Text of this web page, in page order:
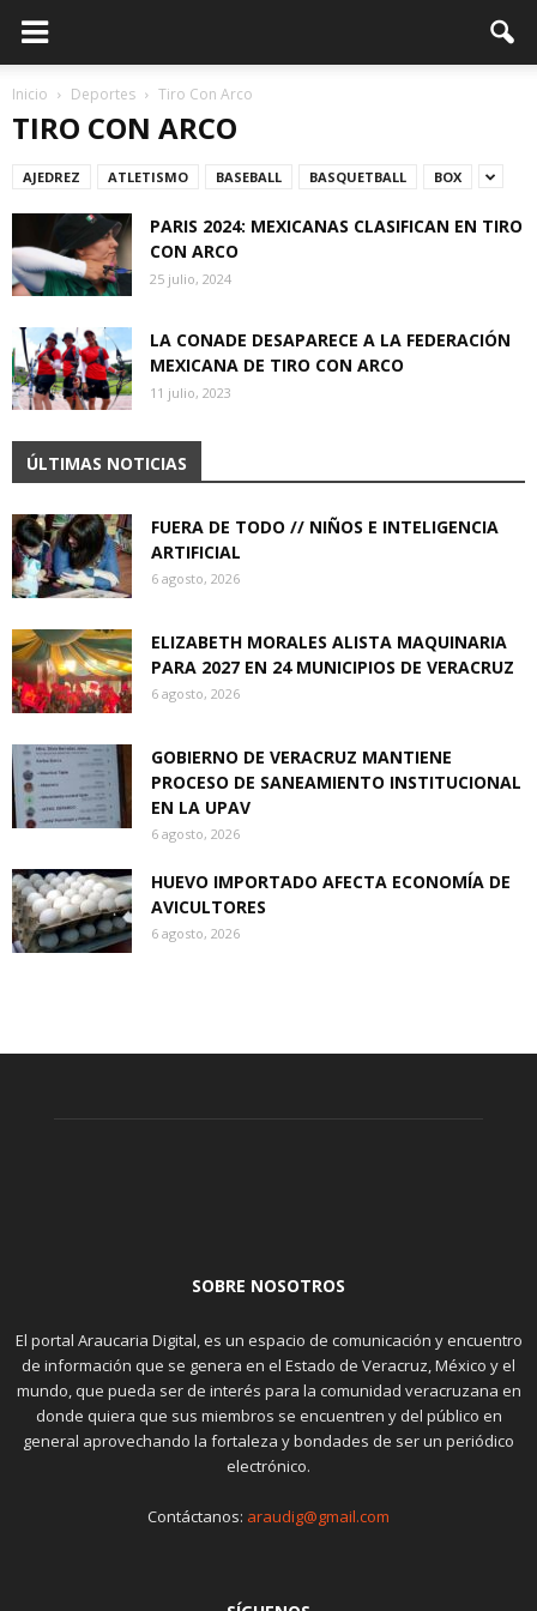
Inicio Deportes Tiro Con Arco
TIRO CON ARCO
AJEDREZ ATLETISMO BASEBALL BASQUETBALL BOX
PARIS 2024: MEXICANAS CLASIFICAN EN TIRO
CON ARCO
25 julio, 2024
LA CONADE DESAPARECE A LA FEDERACIÓN
MEXICANA DE TIRO CON ARCO
11 julio, 2023
ÚLTIMAS NOTICIAS
FUERA DE TODO // NIÑOS E INTELIGENCIA
ARTIFICIAL
6 agosto, 2026
ELIZABETH MORALES ALISTA MAQUINARIA
PARA 2027 EN 24 MUNICIPIOS DE VERACRUZ
6 agosto, 2026
GOBIERNO DE VERACRUZ MANTIENE
PROCESO DE SANEAMIENTO INSTITUCIONAL
EN LA UPAV
6 agosto, 2026
HUEVO IMPORTADO AFECTA ECONOMÍA DE
AVICULTORES
6 agosto, 2026
SOBRE NOSOTROS
El portal Araucaria Digital, es un espacio de comunicación y encuentro
de información que se genera en el Estado de Veracruz, México y el
mundo, que pueda ser de interés para la comunidad veracruzana en
donde quiera que sus miembros se encuentren y del público en
general aprovechando la fortaleza y bondades de ser un periódico
electrónico.
Contáctanos: araudig@gmail.com